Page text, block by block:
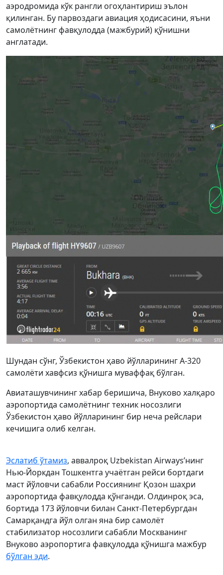
аэродромида кўк рангли огоҳлантириш эълон
қилинган. Бу парвоздаги авиация ҳодисасини, яъни
самолётнинг фавқулодда (мажбурий) қўнишни
англатади.
Шундан сўнг, Ўзбекистон ҳаво йўлларининг А-320
самолёти хавфсиз қўнишга муваффақ бўлган.
Авиаташувчининг хабар беришича, Внуково халқаро
аэропортида самолётнинг техник носозлиги
Ўзбекистон ҳаво йўлларининг бир неча рейслари
кечишига олиб келган.
Эслатиб ўтамиз, аввалроқ Uzbekistan Airwaysʼнинг
Нью-Йоркдан Тошкентга учаётган рейси бортдаги
маст йўловчи сабабли Россиянинг Қозон шаҳри
аэропортида фавқулодда қўнганди. Олдинроқ эса,
бортида 173 йўловчи билан Санкт-Петербургдан
Самарқандга йўл олган яна бир самолёт
стабилизатор носозлиги сабабли Москванинг
Внуково аэропортига фавқулодда қўнишга мажбур
бўлган эди.